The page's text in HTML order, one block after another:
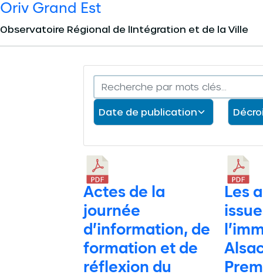
Oriv Grand Est
Observatoire Régional de lIntégration et de la Ville
Actes de la
journée
d’information, de
formation et de
réflexion du
Les
Panneau de gestion des cookies